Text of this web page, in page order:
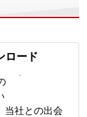
ロード
当社との出会